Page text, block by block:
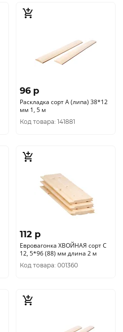
96 p
Раскладка сорт А (липа) 38*12
мм 1, 5 м
Код товара: 141881
112 p
Евровагонка ХВОЙНАЯ сорт С
12, 5*96 (88) мм длина 2 м
Код товара: 001360